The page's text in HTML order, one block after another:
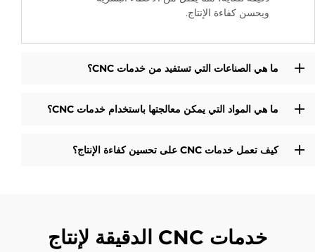
ويحسن كفاءة الإنتاج.
ما هي الصناعات التي تستفيد من خدمات CNC؟
ما هي المواد التي يمكن معالجتها باستخدام خدمات CNC؟
كيف تعمل خدمات CNC على تحسين كفاءة الإنتاج؟
خدمات CNC الدقيقة لإنتاج